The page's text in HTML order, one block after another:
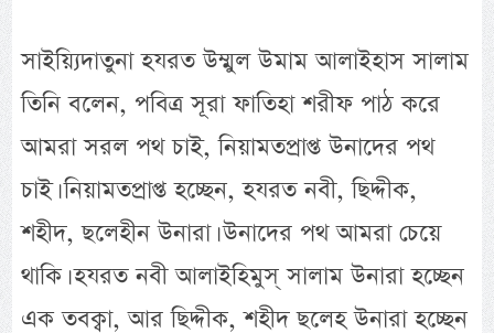
সাইয়্যিদাতুনা হযরত উম্মুল উমাম আলাইহাস সালাম
তিনি বলেন, পবিত্র সূরা ফাতিহা শরীফ পাঠ করে
আমরা সরল পথ চাই, নিয়ামতপ্রাপ্ত উনাদের পথ
চাই। নিয়ামতপ্রাপ্ত হচ্ছেন, হযরত নবী, ছিদ্দীক,
শহীদ, ছলেহীন উনারা। উনাদের পথ আমরা চেয়ে
থাকি। হযরত নবী আলাইহিমুস্ সালাম উনারা হচ্ছেন
এক তবক্বা, আর ছিদ্দীক, শহীদ ছলেহ উনারা হচ্ছেন